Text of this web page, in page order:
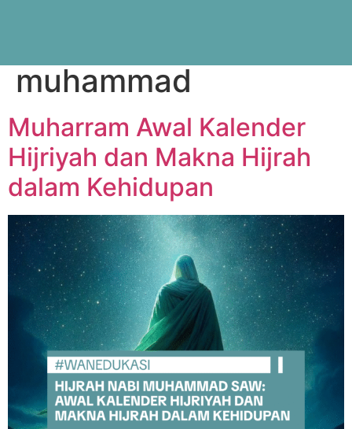
muhammad
Muharram Awal Kalender
Hijriyah dan Makna Hijrah
dalam Kehidupan